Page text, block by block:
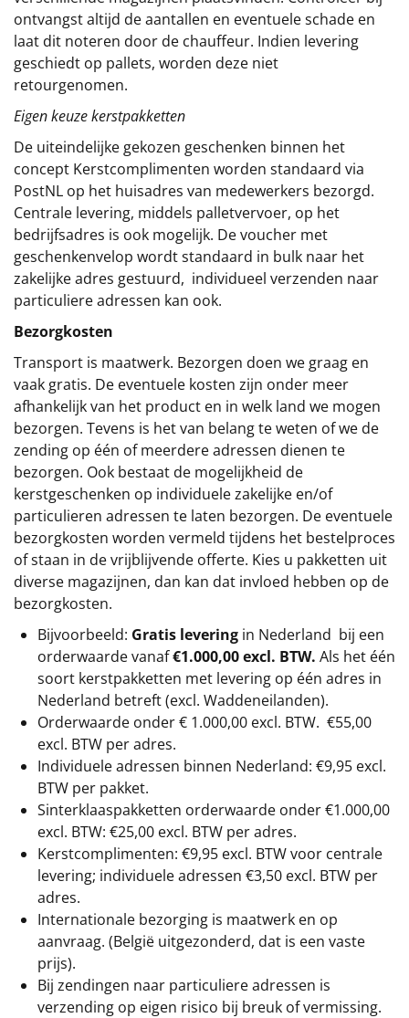
ontvangst altijd de aantallen en eventuele schade en
laat dit noteren door de chauffeur. Indien levering
geschiedt op pallets, worden deze niet
retourgenomen.
Eigen keuze kerstpakketten
De uiteindelijke gekozen geschenken binnen het
concept Kerstcomplimenten worden standaard via
PostNL op het huisadres van medewerkers bezorgd.
Centrale levering, middels palletvervoer, op het
bedrijfsadres is ook mogelijk. De voucher met
geschenkenvelop wordt standaard in bulk naar het
zakelijke adres gestuurd, individueel verzenden naar
particuliere adressen kan ook.
Bezorgkosten
Transport is maatwerk. Bezorgen doen we graag en
vaak gratis. De eventuele kosten zijn onder meer
afhankelijk van het product en in welk land we mogen
bezorgen. Tevens is het van belang te weten of we de
zending op één of meerdere adressen dienen te
bezorgen. Ook bestaat de mogelijkheid de
kerstgeschenken op individuele zakelijke en/of
particulieren adressen te laten bezorgen. De eventuele
bezorgkosten worden vermeld tijdens het bestelproces
of staan in de vrijblijvende offerte. Kies u pakketten uit
diverse magazijnen, dan kan dat invloed hebben op de
bezorgkosten.
Bijvoorbeeld: Gratis levering in Nederland bij een
orderwaarde vanaf€1.000,00 excl. BTW. Als het één
soort kerstpakketten met levering op één adres in
Nederland betreft (excl. Waddeneilanden).
Orderwaarde onder € 1.000,00 excl. BTW. €55,00
excl. BTW per adres.
Individuele adressen binnen Nederland: €9,95 excl.
BTW per pakket.
Sinterklaaspakketten orderwaarde onder €1.000,00
excl. BTW: €25,00 excl. BTW per adres.
Kerstcomplimenten: €9,95 excl. BTW voor centrale
levering; individuele adressen €3,50 excl. BTW per
adres.
Internationale bezorging is maatwerk en op
aanvraag. (België uitgezonderd, dat is een vaste
prijs).
Bij zendingen naar particuliere adressen is
verzending op eigen risico bij breuk of vermissing.